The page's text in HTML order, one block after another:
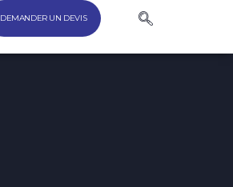
DEMANDER UN DEVIS